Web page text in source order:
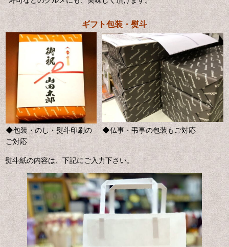
ギフト包装・熨斗
◆包装・のし・熨斗印刷の
ご対応
◆仏事・弔事の包装もご対応
熨斗紙の内容は、下記にご入力下さい。